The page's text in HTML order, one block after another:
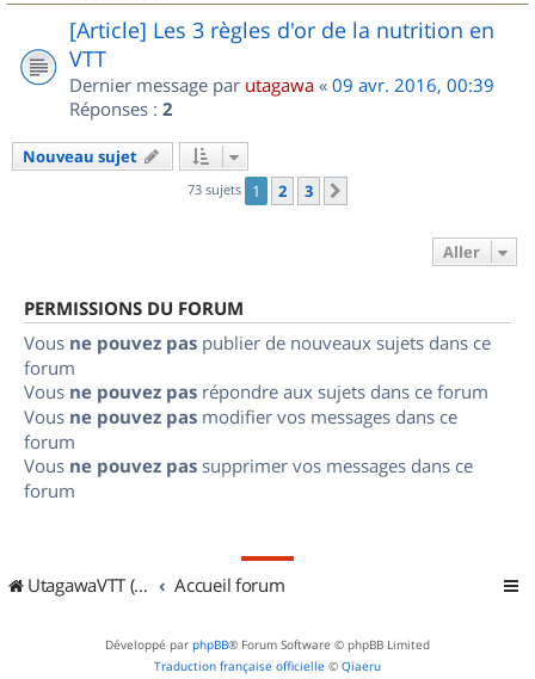
[Article] Les 3 règles d'or de la nutrition en
VTT
Dernier message par utagawa « 09 avr. 2016, 00:39
Réponses : 2
Nouveau sujet
73 sujets 1 2 3
Aller
PERMISSIONS DU FORUM
Vous ne pouvez pas publier de nouveaux sujets dans ce
forum
Vous ne pouvez pas répondre aux sujets dans ce forum
Vous ne pouvez pas modifier vos messages dans ce
forum
Vous ne pouvez pas supprimer vos messages dans ce
forum
UtagawaVTT (Randos VTT et VTTAE avec traces GPS) Accueil forum
Développé par phpBB® Forum Software © phpBB Limited
Traduction française officielle © Qiaeru